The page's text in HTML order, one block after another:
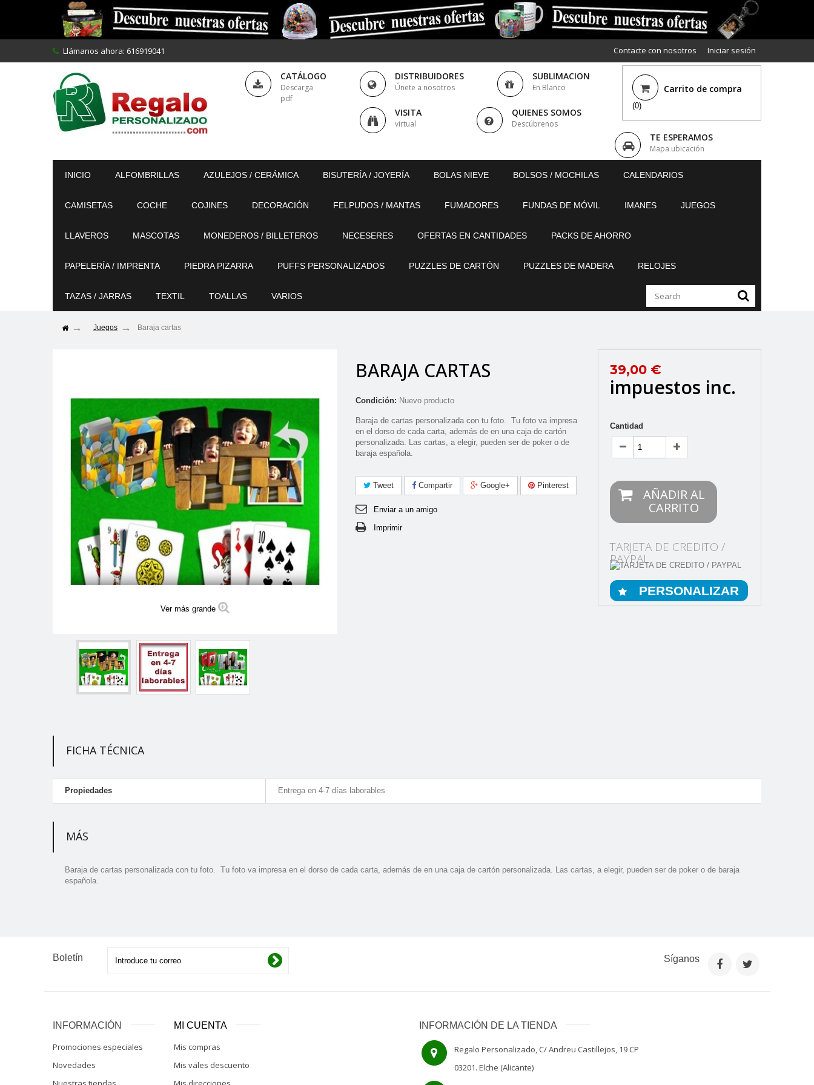
Iniciar sesión
Contacte con nosotros
Llámanos ahora: 616919041
Carrito de compra
(0)
CATÁLOGO
Descarga
pdf
DISTRIBUIDORES
Únete a nosotros
SUBLIMACION
En Blanco
VISITA
virtual
QUIENES SOMOS
Descúbrenos
TE ESPERAMOS
Mapa ubicación
INICIO ALFOMBRILLAS AZULEJOS / CERÁMICA BISUTERÍA / JOYERÍA BOLAS NIEVE BOLSOS / MOCHILAS CALENDARIOS
CAMISETAS COCHE COJINES DECORACIÓN FELPUDOS / MANTAS FUMADORES FUNDAS DE MÓVIL IMANES JUEGOS
LLAVEROS MASCOTAS MONEDEROS / BILLETEROS NECESERES OFERTAS EN CANTIDADES PACKS DE AHORRO
PAPELERÍA / IMPRENTA PIEDRA PIZARRA PUFFS PERSONALIZADOS PUZZLES DE CARTÓN PUZZLES DE MADERA RELOJES
TAZAS / JARRAS TEXTIL TOALLAS VARIOS
Juegos Baraja cartas
Ver más grande
BARAJA CARTAS
Condición: Nuevo producto
Baraja de cartas personalizada con tu foto. Tu foto va impresa
en el dorso de cada carta, además de en una caja de cartón
personalizada. Las cartas, a elegir, pueden ser de poker o de
baraja española.
Tweet Compartir Google+ Pinterest
Enviar a un amigo
Imprimir
39,00 €
impuestos inc.
Cantidad
AÑADIR AL
CARRITO
TARJETA DE CREDITO /
PAYPAL
PERSONALIZAR
FICHA TÉCNICA
Propiedades Entrega en 4-7 días laborables
MÁS
Baraja de cartas personalizada con tu foto. Tu foto va impresa en el dorso de cada carta, además de en una caja de cartón personalizada. Las cartas, a elegir, pueden ser de poker o de baraja
española.
Boletín Síganos
INFORMACIÓN
Promociones especiales
Novedades
MI CUENTA
Mis compras
Mis vales descuento
INFORMACIÓN DE LA TIENDA
Regalo Personalizado, C/ Andreu Castillejos, 19 CP
03201. Elche (Alicante)